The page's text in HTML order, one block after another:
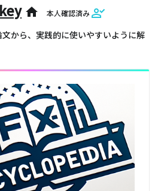
home 本人確認済み
から、実践的に使いやすいように解